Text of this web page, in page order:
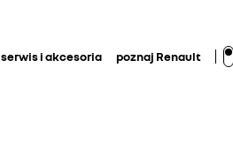
serwis i akcesoria poznaj Renault